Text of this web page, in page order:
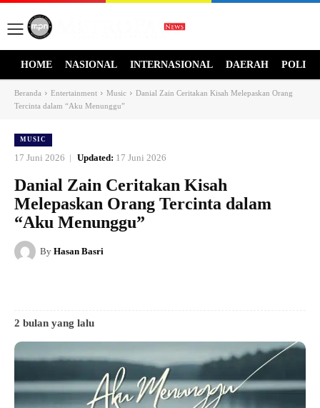
HOME NASIONAL INTERNASIONAL DAERAH
Beranda Entertainment Music
Danial Zain Ceritakan Kisah Melepaskan Orang
Tercinta dalam “Aku Menunggu”
MUSIC
17 Juni 2026 Updated: 17 Juni 2026
Danial Zain Ceritakan Kisah
Melepaskan Orang Tercinta dalam
“Aku Menunggu”
By Hasan Basri
2 bulan yang lalu